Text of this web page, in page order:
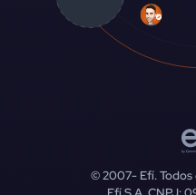
© 2007-Efí. Todos